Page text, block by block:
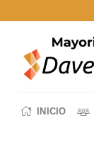
INICIO